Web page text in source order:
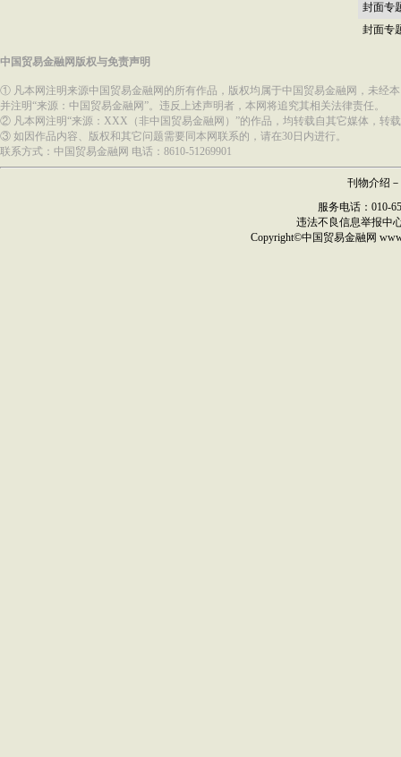
封面专
封面专
中国贸易金融网版权与免责声明
① 凡本网注明来源中国贸易金融网的所有作品，版权均属于中国贸易金融网，未经
并注明“来源：中国贸易金融网”。违反上述声明者，本网将追究其相关法律责任。
② 凡本网注明“来源：XXX（非中国贸易金融网）”的作品，均转载自其它媒体，转
③ 如因作品内容、版权和其它问题需要同本网联系的，请在30日内进行。
联系方式：中国贸易金融网 电话：8610-51269901
刊物介绍 －
服务电话：010-
违法不良信息举报中
Copyright©中国贸易金融网